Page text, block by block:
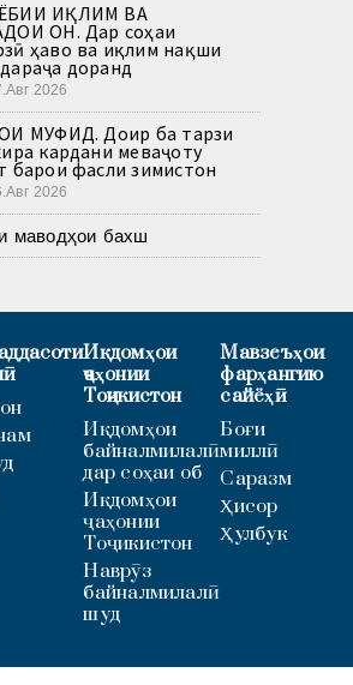
ИҚЛИМ ВА
ОН. Дар соҳаи
ҳаво ва иқлим нақши
доранд
2026
МУФИД. Доир ба тарзи
кардани меваҷоту
барои фасли зимистон
2026
маводҳои бахш
Иқдомҳои
ҷаҳонии
Тоҷикистон
Иқдомҳои
байналмилалӣ
дар соҳаи об
Иқдомҳои
ҷаҳонии
Тоҷикистон
Наврӯз
байналмилалӣ
шуд
Мавзеъҳои
фарҳангию
сайёҳӣ
Боғи
миллӣ
Саразм
Ҳисор
Ҳулбук